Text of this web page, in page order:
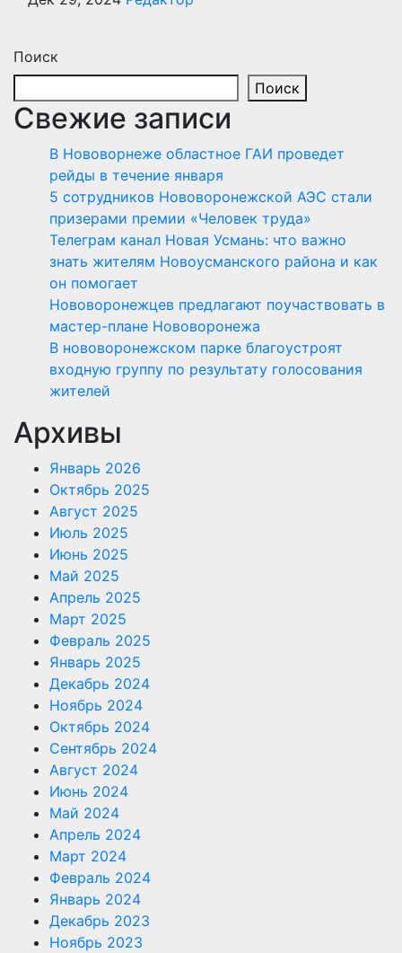
Поиск
Поиск
Свежие записи
В Нововорнеже областное ГАИ проведет
рейды в течение января
5 сотрудников Нововоронежской АЭС стали
призерами премии «Человек труда»
Телеграм канал Новая Усмань: что важно
знать жителям Новоусманского района и как
он помогает
Нововоронежцев предлагают поучаствовать в
мастер-плане Нововоронежа
В нововоронежском парке благоустроят
входную группу по результату голосования
жителей
Архивы
Январь 2026
Октябрь 2025
Август 2025
Июль 2025
Июнь 2025
Май 2025
Апрель 2025
Март 2025
Февраль 2025
Январь 2025
Декабрь 2024
Ноябрь 2024
Октябрь 2024
Сентябрь 2024
Август 2024
Июнь 2024
Май 2024
Апрель 2024
Март 2024
Февраль 2024
Январь 2024
Декабрь 2023
Ноябрь 2023